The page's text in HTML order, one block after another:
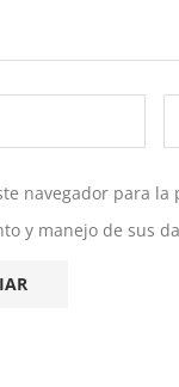
navegador para la
y manejo de sus